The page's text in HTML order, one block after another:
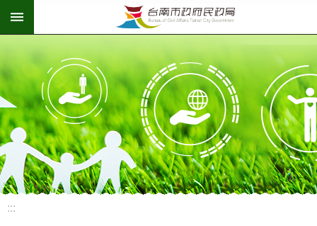
跳到主要內容區塊
:::